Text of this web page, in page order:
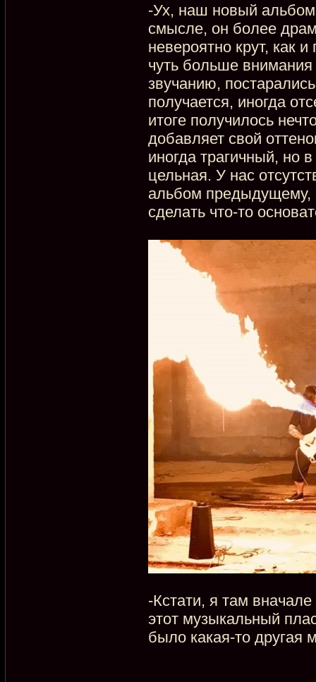
-Ух, наш новый альбом
смысле, он более
невероятно крут, как
чуть больше
звучанию,
получается, иногда
итоге получилось
добавляет свой
иногда трагичный, но
цельная. У нас
альбом предыдущему,
сделать что-то
-Кстати, я там
этот музыкальный
было какая-то другая